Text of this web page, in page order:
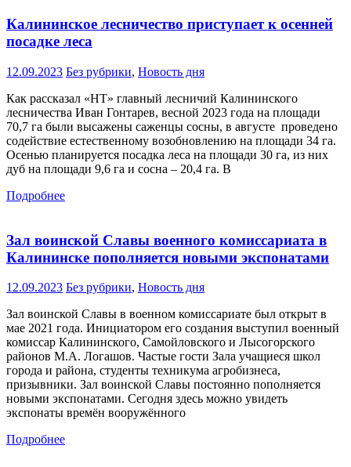
Калининское лесничество приступает к осенней
посадке леса
12.09.2023 Без рубрики, Новость дня
Как рассказал «НТ» главный лесничий Калининского
лесничества Иван Гонтарев, весной 2023 года на площади
70,7 га были высажены саженцы сосны, в августе проведено
содействие естественному возобновлению на площади 34 га.
Осенью планируется посадка леса на площади 30 га, из них
дуб на площади 9,6 га и сосна – 20,4 га. В
Подробнее
Зал воинской Славы военного комиссариата в
Калининске пополняется новыми экспонатами
12.09.2023 Без рубрики, Новость дня
Зал воинской Славы в военном комиссариате был открыт в
мае 2021 года. Инициатором его создания выступил военный
комиссар Калининского, Самойловского и Лысогорского
районов М.А. Логашов. Частые гости Зала учащиеся школ
города и района, студенты техникума агробизнеса,
призывники. Зал воинской Славы постоянно пополняется
новыми экспонатами. Сегодня здесь можно увидеть
экспонаты времён вооружённого
Подробнее